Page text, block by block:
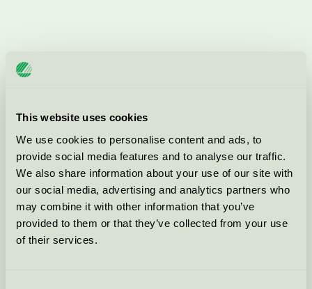
This website uses cookies
We use cookies to personalise content and ads, to
provide social media features and to analyse our traffic.
We also share information about your use of our site with
our social media, advertising and analytics partners who
may combine it with other information that you’ve
provided to them or that they’ve collected from your use
of their services.